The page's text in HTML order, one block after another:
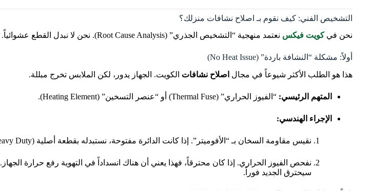
التشخيص الفني: كيف نقوم بـ اصلاح نشافات منزلك؟
نحن فيكويت فيكس نعتمد منهجية “التشخيص الجذري” (Root Cause Analysis). نحن لا نبدل القطع عشوائياً. إليك كيف نتعامل مع أشهر الأعطال:
أولاً: مشكلة “النشافة باردة” (No Heat Issue)
هذا هو الطلب الأكثر شيوعاً في مجال اصلاح نشافات الكويت. الجهاز يدور، لكن الملابس تخرج مبللة.
المتهم الرئيسي: “الفيوز الحراري” (Thermal Fuse) أو “عنصر التسخين” (Heating Element).
الإجراء الهندسي:
نقيس مقاومة السخان بـ “الأفوميتر”. إذا كانت الدائرة مفتوحة، نستبدله بقطعة أصلية (Heavy Duty).
نفحص الفيوز الحراري. إذا كان محترقاً، فهذا يعني أن هناك انسداداً في التهوية رفع حرارة الجهاز.
سيحترق الجديد فوراً.